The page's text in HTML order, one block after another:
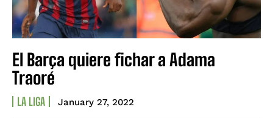
El Barça quiere fichar a Adama
Traoré
LA LIGA January 27, 2022